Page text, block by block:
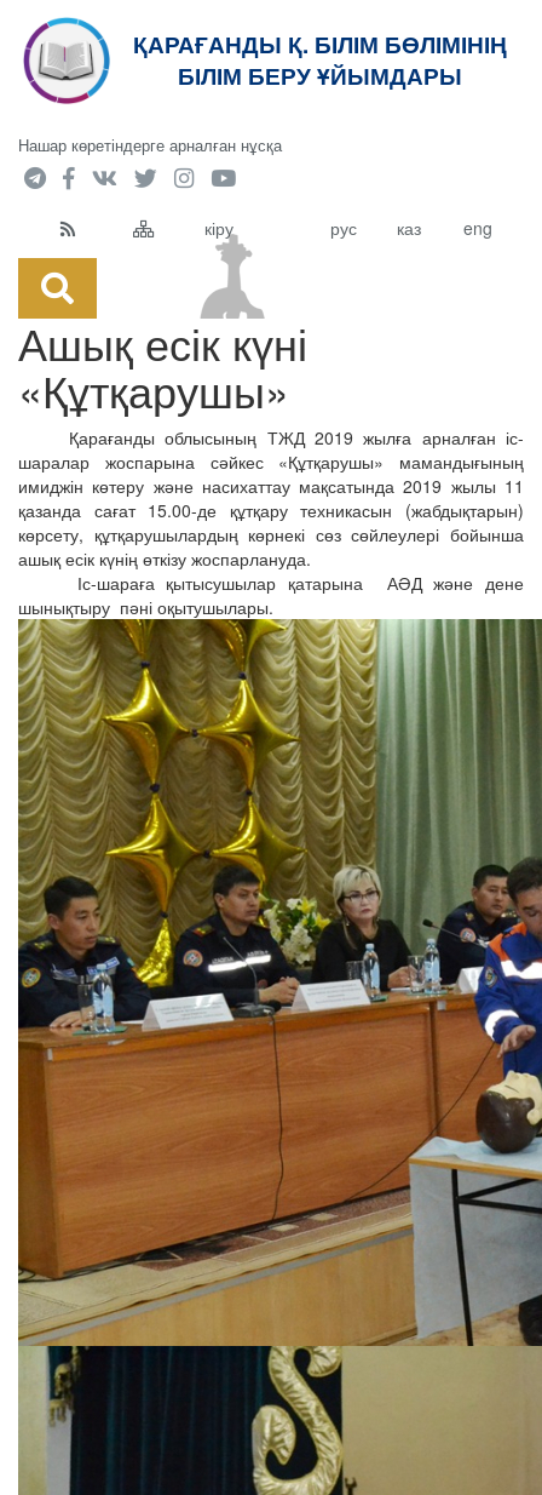
ҚАРАҒАНДЫ Қ. БІЛІМ БӨЛІМІНІҢ
БІЛІМ БЕРУ ҰЙЫМДАРЫ
Нашар көретіндерге арналған нұсқа
кіру рус каз eng
Ашық есік күні
«Құтқарушы»
Қарағанды облысының ТЖД 2019 жылға арналған іс-
шаралар жоспарына сәйкес «Құтқарушы» мамандығының
имиджін көтеру және насихаттау мақсатында 2019 жылы 11
қазанда сағат 15.00-де құтқару техникасын (жабдықтарын)
көрсету, құтқарушылардың көрнекі сөз сөйлеулері бойынша
ашық есік күнің өткізу жоспарлануда.
Іс-шараға қытысушылар қатарына АӘД және дене
шынықтыру пәні оқытушылары.